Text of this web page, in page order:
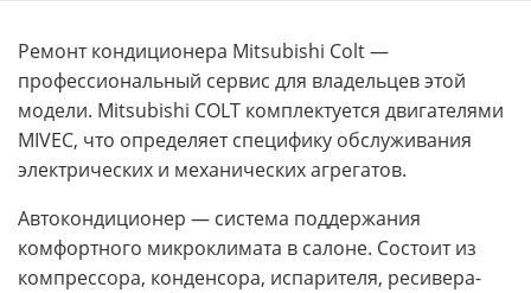
Ремонт кондиционера Mitsubishi Colt —
профессиональный сервис для владельцев этой
модели. Mitsubishi COLT комплектуется двигателями
MIVEC, что определяет специфику обслуживания
электрических и механических агрегатов.
Автокондиционер — система поддержания
комфортного микроклимата в салоне. Состоит из
компрессора, конденсора, испарителя, ресивера-